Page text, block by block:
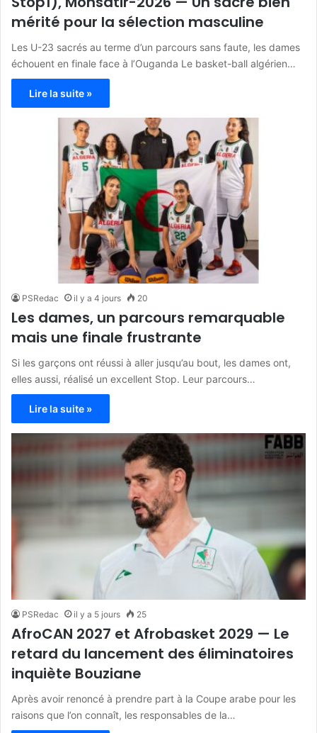
mérité pour la sélection masculine
Les U-23 sacrés au terme d’un parcours sans faute, les dames
échouent en finale face à l’Ouganda Le basket-ball algérien…
Lire la suite »
PSRedac il y a 4 jours 20
Les dames, un parcours remarquable
mais une finale frustrante
Si les garçons ont réussi à aller jusqu’au bout, les dames ont,
elles aussi, réalisé un excellent Stop. Leur parcours…
Lire la suite »
PSRedac il y a 5 jours 25
AfroCAN 2027 et Afrobasket 2029 — Le
retard du lancement des éliminatoires
inquiète Bouziane
Après avoir renoncé à prendre part à la Coupe arabe pour les
raisons que l’on connaît, les responsables de la…